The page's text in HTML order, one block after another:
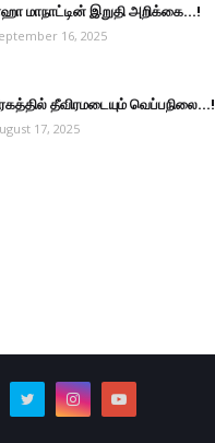
மாநாட்டின் இறுதி அறிக்கை...!
16, 2025
தீவிரமடையும் வெப்பநிலை...!
17, 2025